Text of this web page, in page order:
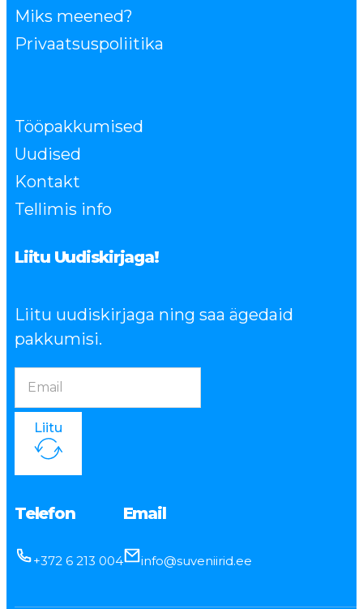
Miks meened?
Privaatsuspoliitika
Tööpakkumised
Uudised
Kontakt
Tellimis info
Liitu Uudiskirjaga!
Liitu uudiskirjaga ning saa ägedaid
pakkumisi.
Liitu
Telefon
+372 6 213 004
Email
info@suveniirid.ee